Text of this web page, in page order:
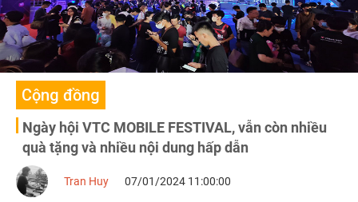
Cộng đồng
Ngày hội VTC MOBILE FESTIVAL, vẫn còn nhiều
quà tặng và nhiều nội dung hấp dẫn
Tran Huy 07/01/2024 11:00:00